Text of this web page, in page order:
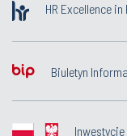
HR Excellence in
Biuletyn